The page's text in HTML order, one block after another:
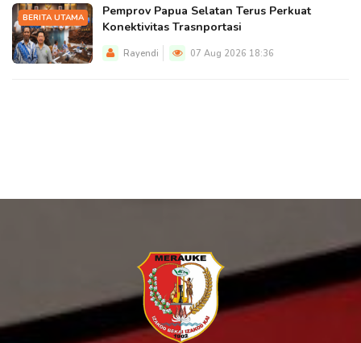
BERITA UTAMA
Pemprov Papua Selatan Terus Perkuat
Konektivitas Trasnportasi
Rayendi 07 Aug 2026 18:36